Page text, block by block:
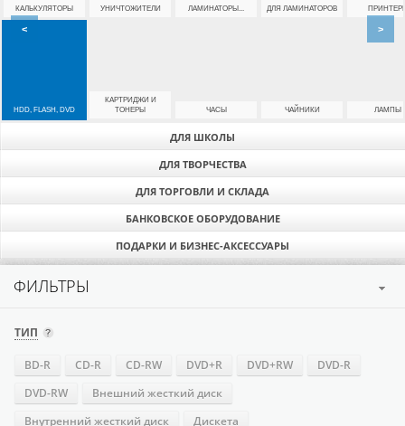
ДЛЯ ШКОЛЫ
ДЛЯ ТВОРЧЕСТВА
ДЛЯ ТОРГОВЛИ И СКЛАДА
БАНКОВСКОЕ ОБОРУДОВАНИЕ
ПОДАРКИ И БИЗНЕС-АКСЕССУАРЫ
КАЛЬКУЛЯТОРЫ УНИЧТОЖИТЕЛИ ЛАМИНАТОРЫ... ДЛЯ ЛАМИНАТОРОВ
HDD, FLASH, DVD
КАРТРИДЖИ И
ТОНЕРЫ
ЧАСЫ ЧАЙНИКИ ЛАМПЫ
< >
ФИЛЬТРЫ
ТИП
BD-R CD-R CD-RW DVD+R DVD+RW
DVD-R
DVD-RW
Внешний жесткий диск
Внутренний жесткий диск
Дискета